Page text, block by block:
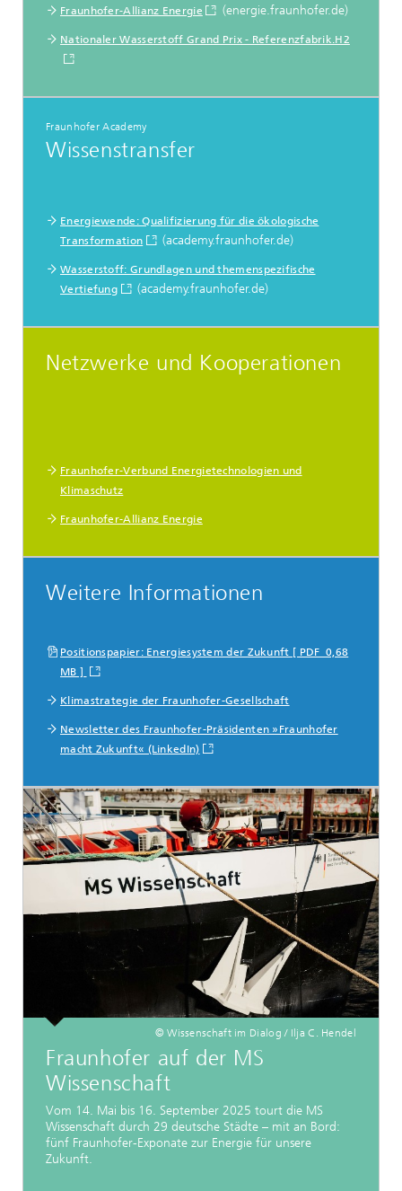
Fraunhofer-Allianz Energie (energie.fraunhofer.de)
Nationaler Wasserstoff Grand Prix - Referenzfabrik.H2
Fraunhofer Academy
Wissenstransfer
Energiewende: Qualifizierung für die ökologische
Transformation
(academy.fraunhofer.de)
Wasserstoff: Grundlagen und themenspezifische
Vertiefung
(academy.fraunhofer.de)
Netzwerke und Kooperationen
Fraunhofer-Verbund Energietechnologien und
Klimaschutz
Fraunhofer-Allianz Energie
Weitere Informationen
Positionspapier: Energiesystem der Zukunft [ PDF 0,68
MB ]
Klimastrategie der Fraunhofer-Gesellschaft
Newsletter des Fraunhofer-Präsidenten »Fraunhofer
macht Zukunft« (LinkedIn)
© Wissenschaft im Dialog / Ilja C. Hendel
Fraunhofer auf der MS
Wissenschaft
Vom 14. Mai bis 16. September 2025 tourt die MS
Wissenschaft durch 29 deutsche Städte – mit an Bord:
fünf Fraunhofer-Exponate zur Energie für unsere
Zukunft.